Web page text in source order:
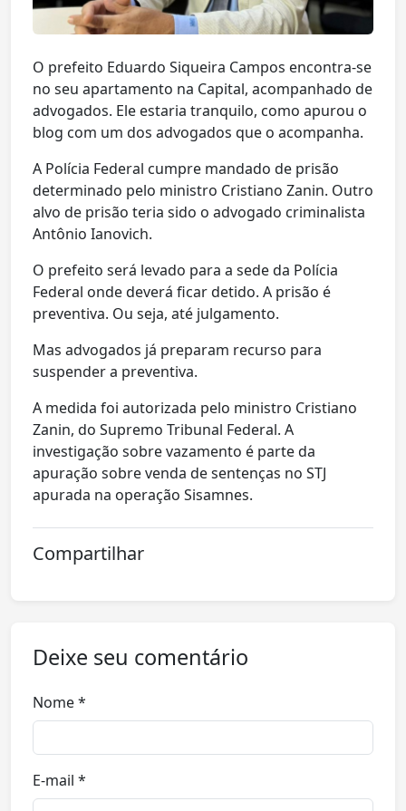
O prefeito Eduardo Siqueira Campos encontra-se
no seu apartamento na Capital, acompanhado de
advogados. Ele estaria tranquilo, como apurou o
blog com um dos advogados que o acompanha.
A Polícia Federal cumpre mandado de prisão
determinado pelo ministro Cristiano Zanin. Outro
alvo de prisão teria sido o advogado criminalista
Antônio Ianovich.
O prefeito será levado para a sede da Polícia
Federal onde deverá ficar detido. A prisão é
preventiva. Ou seja, até julgamento.
Mas advogados já preparam recurso para
suspender a preventiva.
A medida foi autorizada pelo ministro Cristiano
Zanin, do Supremo Tribunal Federal. A
investigação sobre vazamento é parte da
apuração sobre venda de sentenças no STJ
apurada na operação Sisamnes.
Compartilhar
Deixe seu comentário
Nome *
E-mail *